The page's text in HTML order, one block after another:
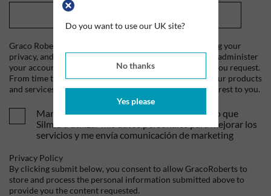
Do you want to use our UK site?
No thanks
Yes please
Graco Roberts is committed to protecting and respecting your
privacy, and we'll only use your personal information to administer
your account and to provide the products and services you request.
From time to time, we would like to contact you about our products
and services, as well as other content that may be of interest to you.
Mandame tus ofertas y novedades. Entiendo que
Silmid a utilizar mis datos personales para mejorar los
servicios y me envía comunicación de marketing
Privacy Policy
By clicking submit below, you consent to allow GracoRoberts to
store and process the personal information submitted above to
provide you the content requested.